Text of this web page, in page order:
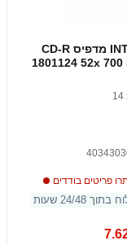
CD-R מדפיס INTENSO
1801124 52x 700
פריטים בודדים
24/48 שעות